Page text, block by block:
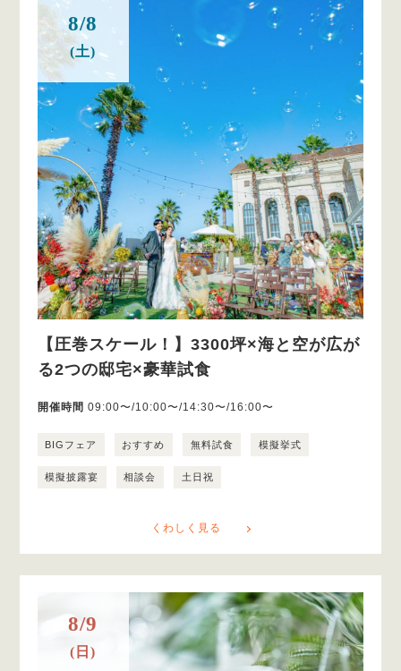
8/8
(土)
【圧巻スケール！】3300坪×海と空が広が
る2つの邸宅×豪華試食
開催時間 09:00〜/10:00〜/14:30〜/16:00〜
BIGフェア おすすめ 無料試食 模擬挙式
模擬披露宴 相談会 土日祝
くわしく見る
8/9
(日)